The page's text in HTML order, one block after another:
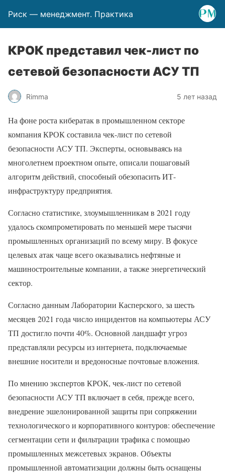
Риск — менеджмент. Практика
КРОК представил чек-лист по
сетевой безопасности АСУ ТП
Rimma 5 лет назад
На фоне роста кибератак в промышленном секторе
компания КРОК составила чек-лист по сетевой
безопасности АСУ ТП. Эксперты, основываясь на
многолетнем проектном опыте, описали пошаговый
алгоритм действий, способный обезопасить ИТ-
инфраструктуру предприятия.
Согласно статистике, злоумышленникам в 2021 году
удалось скомпрометировать по меньшей мере тысячи
промышленных организаций по всему миру. В фокусе
целевых атак чаще всего оказывались нефтяные и
машиностроительные компании, а также энергетический
сектор.
Согласно данным Лаборатории Касперского, за шесть
месяцев 2021 года число инцидентов на компьютеры АСУ
ТП достигло почти 40%. Основной ландшафт угроз
представляли ресурсы из интернета, подключаемые
внешние носители и вредоносные почтовые вложения.
По мнению экспертов КРОК, чек-лист по сетевой
безопасности АСУ ТП включает в себя, прежде всего,
внедрение эшелонированной защиты при сопряжении
технологического и корпоративного контуров: обеспечение
сегментации сети и фильтрации трафика с помощью
промышленных межсетевых экранов. Объекты
промышленной автоматизации должны быть оснащены